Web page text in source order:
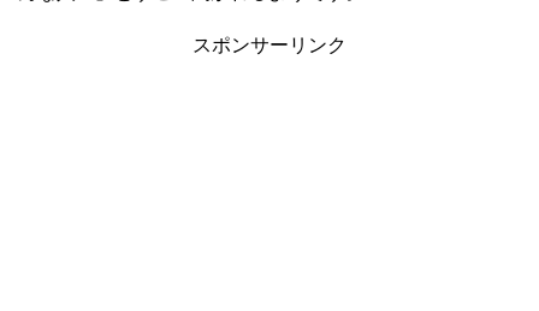
スポンサーリンク